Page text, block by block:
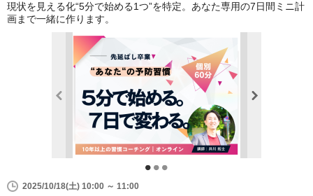
現状を見える化“5分で始める1つ”を特定。あなた専用の7日間ミニ計
画まで一緒に作ります。
2025/10/18(土) 10:00 ～ 11:00